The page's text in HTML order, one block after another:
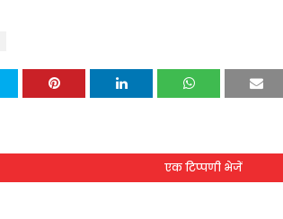
एक टिप्पणी भेजें